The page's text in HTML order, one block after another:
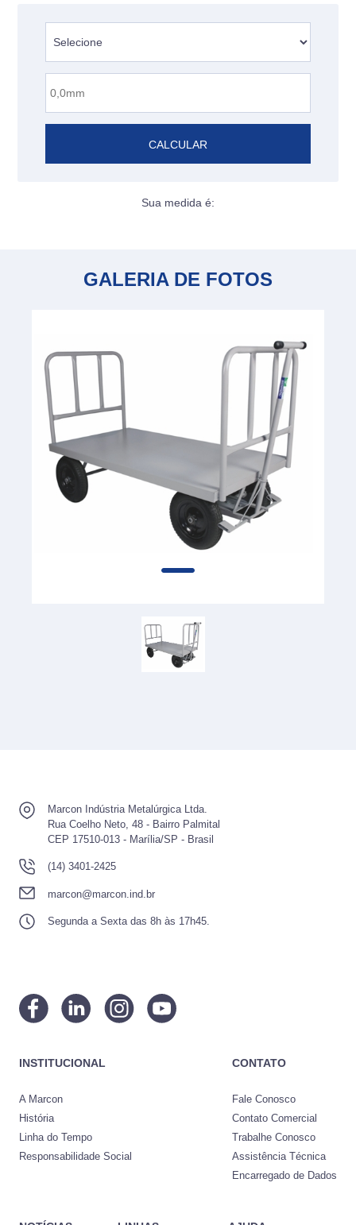
CALCULAR
Sua medida é:
GALERIA DE FOTOS
Marcon Indústria Metalúrgica Ltda.
Rua Coelho Neto, 48 - Bairro Palmital
CEP 17510-013 - Marília/SP - Brasil
(14) 3401-2425
marcon@marcon.ind.br
Segunda a Sexta das 8h às 17h45.
INSTITUCIONAL
A Marcon
História
Linha do Tempo
Responsabilidade Social
CONTATO
Fale Conosco
Contato Comercial
Trabalhe Conosco
Assistência Técnica
Encarregado de Dados